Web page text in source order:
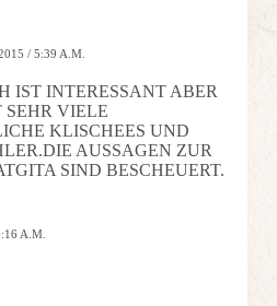
/ 5:39 A.M.
IST INTERESSANT ABER
VIELE
KLISCHEES UND
AUSSAGEN ZUR
SIND BESCHEUERT.
A.M.